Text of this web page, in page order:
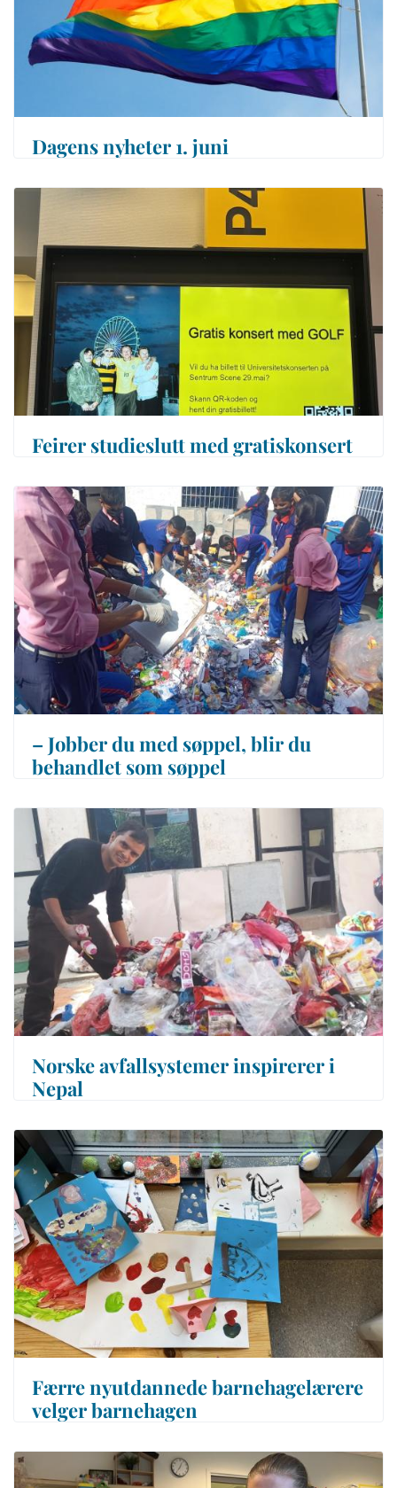
Dagens nyheter 1. juni
Feirer studieslutt med gratiskonsert
– Jobber du med søppel, blir du
behandlet som søppel
Norske avfallsystemer inspirerer i
Nepal
Færre nyutdannede barnehagelærere
velger barnehagen